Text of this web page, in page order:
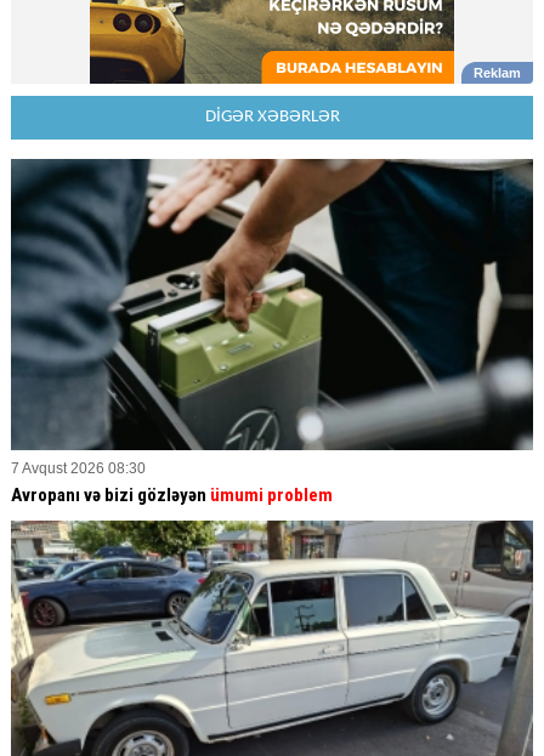
DİGƏR XƏBƏRLƏR
7 Avqust 2026 08:30
Avropanı və bizi gözləyən ümumi problem